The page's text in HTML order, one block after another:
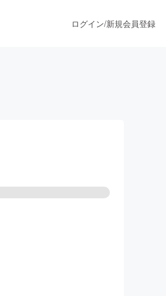
ログイン/新規会員登録